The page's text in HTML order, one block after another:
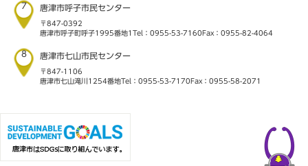
7 唐津市呼子市民センター
〒847-0392
唐津市呼子町呼子1995番地1 Tel：0955-53-7160 Fax：0955-82-4064
8 唐津市七山市民センター
〒847-1106
唐津市七山滝川1254番地Tel：0955-53-7170 Fax：0955-58-2071